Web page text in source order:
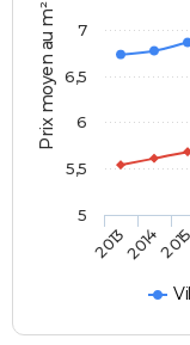
Prix moyen au m²
20132014
5
5,5
6
6,5
7